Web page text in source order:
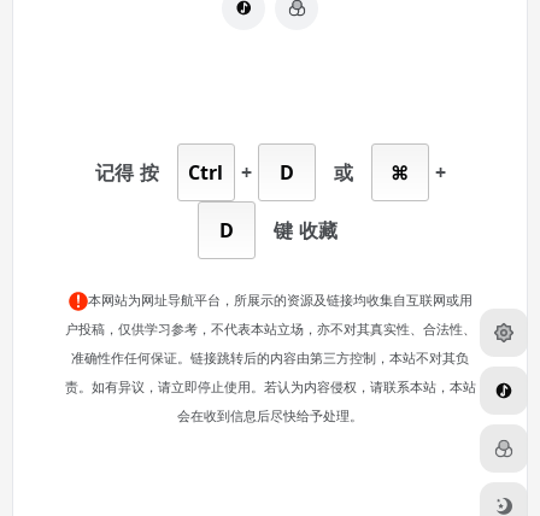
记得 按 Ctrl + D 或 ⌘ +
D 键 收藏
本网站为网址导航平台，所展示的资源及链接均收集自互联网或用
户投稿，仅供学习参考，不代表本站立场，亦不对其真实性、合法性、
准确性作任何保证。链接跳转后的内容由第三方控制，本站不对其负
责。如有异议，请立即停止使用。若认为内容侵权，请联系本站，本站
会在收到信息后尽快给予处理。